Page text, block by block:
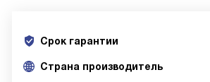
Срок гарантии
Cтрана производитель